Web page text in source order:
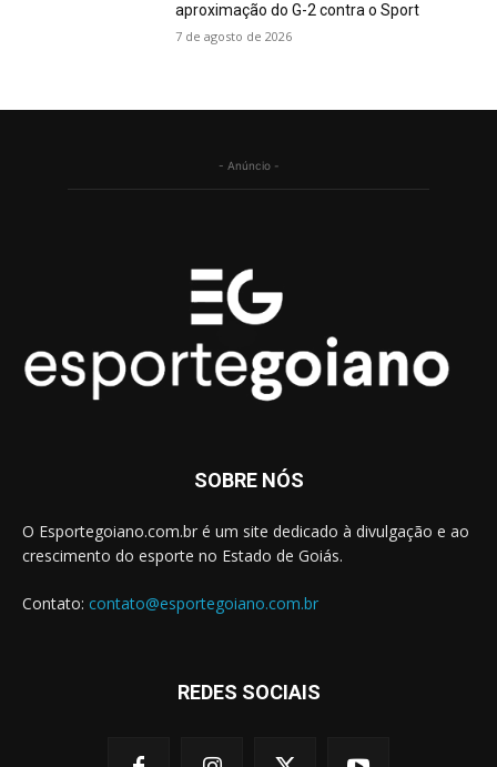
aproximação do G-2 contra o Sport
7 de agosto de 2026
- Anúncio -
SOBRE NÓS
O Esportegoiano.com.br é um site dedicado à divulgação e ao
crescimento do esporte no Estado de Goiás.
Contato: contato@esportegoiano.com.br
REDES SOCIAIS